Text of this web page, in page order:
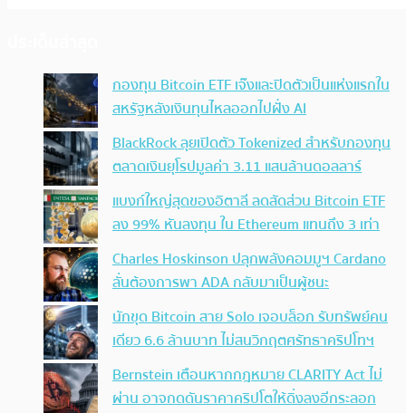
กองทุน Bitcoin ETF เจ๊งและปิดตัวเป็นแห่งแรกใน
สหรัฐหลังเงินทุนไหลออกไปฝั่ง AI
BlackRock ลุยเปิดตัว Tokenized สำหรับกองทุน
ตลาดเงินยุโรปมูลค่า 3.11 แสนล้านดอลลาร์
แบงก์ใหญ่สุดของอิตาลี ลดสัดส่วน Bitcoin ETF
ลง 99% หันลงทุน ใน Ethereum แทนถึง 3 เท่า
Charles Hoskinson ปลุกพลังคอมมูฯ Cardano
ลั่นต้องการพา ADA กลับมาเป็นผู้ชนะ
นักขุด Bitcoin สาย Solo เจอบล็อก รับทรัพย์คน
เดียว 6.6 ล้านบาท ไม่สนวิกฤตศรัทธาคริปโทฯ
Bernstein เตือนหากกฎหมาย CLARITY Act ไม่
ผ่าน อาจกดดันราคาคริปโตให้ดิ่งลงอีกระลอก